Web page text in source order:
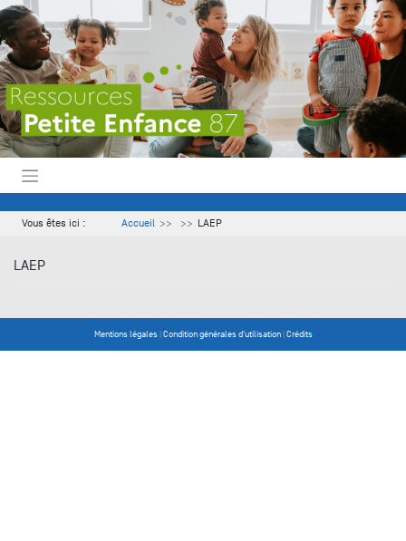
Skip
to
content
Vous êtes ici : Accueil LAEP
LAEP
Mentions légales|Condition générales d'utilisation|Crédits